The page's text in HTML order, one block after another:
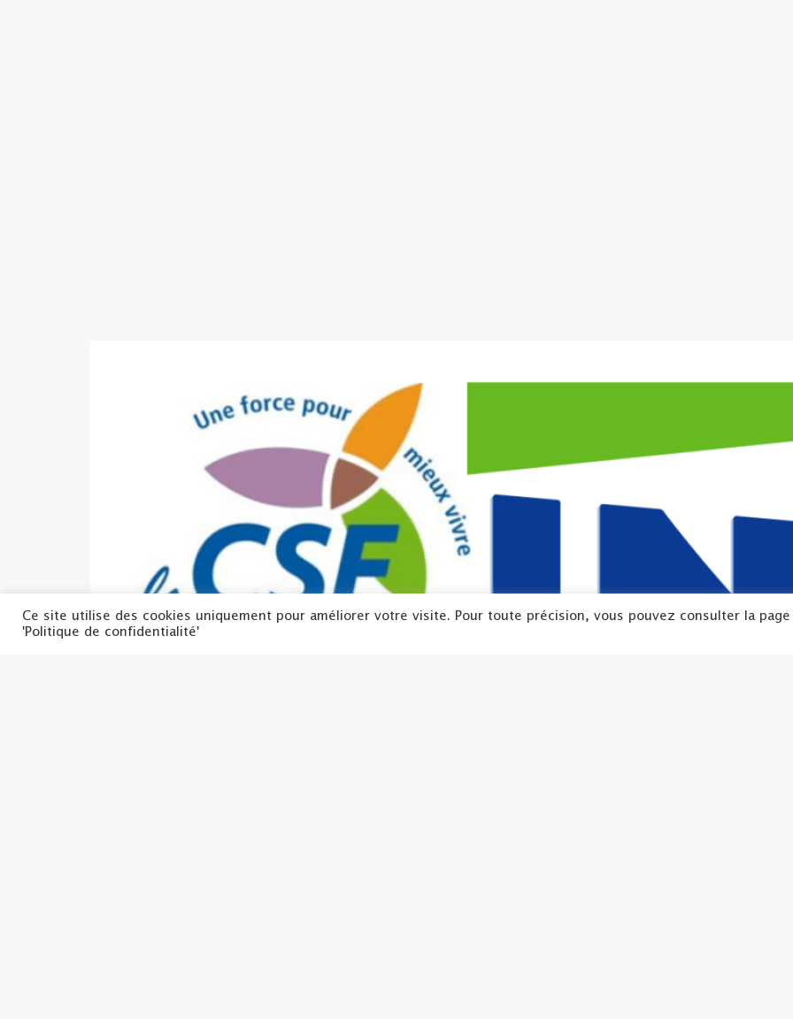
Ce site utilise des cookies uniquement pour améliorer votre visite. Pour toute précision, vous pouvez consulter la page
'Politique de confidentialité'